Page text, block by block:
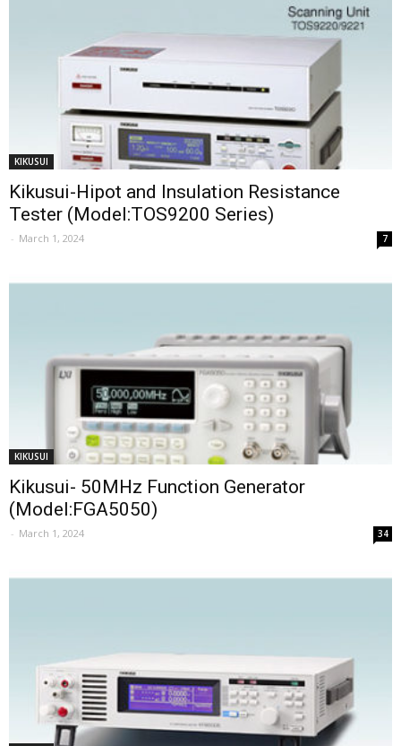
KIKUSUI
Kikusui-Hipot and Insulation Resistance
Tester (Model:TOS9200 Series)
- March 1, 2024 7
KIKUSUI
Kikusui- 50MHz Function Generator
(Model:FGA5050)
- March 1, 2024 34